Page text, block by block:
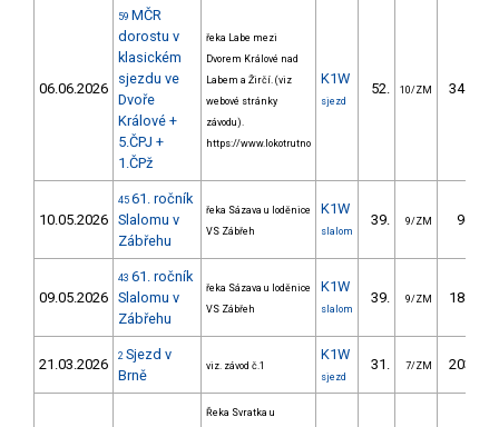
06.06.2026
59 MČR
dorostu v
klasickém
sjezdu ve
Dvoře
Králové +
5.ČPJ +
1.ČPž
řeka Labe mezi
Dvorem Králové nad
Labem a Žirčí. (viz
webové stránky
závodu).
https://www.lokotrutno
K1W
sjezd
52. 10/ZM 341.37
10.05.2026
45 61. ročník
Slalomu v
Zábřehu
řeka Sázava u loděnice
VS Zábřeh
K1W
slalom
39. 9/ZM 96.50
09.05.2026
43 61. ročník
Slalomu v
Zábřehu
řeka Sázava u loděnice
VS Zábřeh
K1W
slalom
39. 9/ZM 188.10
21.03.2026 2 Sjezd v
Brně
viz. závod č.1
K1W
sjezd
31. 7/ZM 203.70
Řeka Svratka u